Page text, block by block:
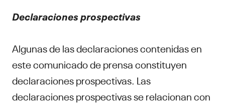
Declaraciones prospectivas
Algunas de las declaraciones contenidas en
este comunicado de prensa constituyen
declaraciones prospectivas. Las
declaraciones prospectivas se relacionan con